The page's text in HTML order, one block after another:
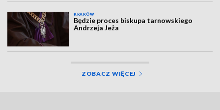
KRAKÓW
Będzie proces biskupa tarnowskiego
Andrzeja Jeża
ZOBACZ WIĘCEJ